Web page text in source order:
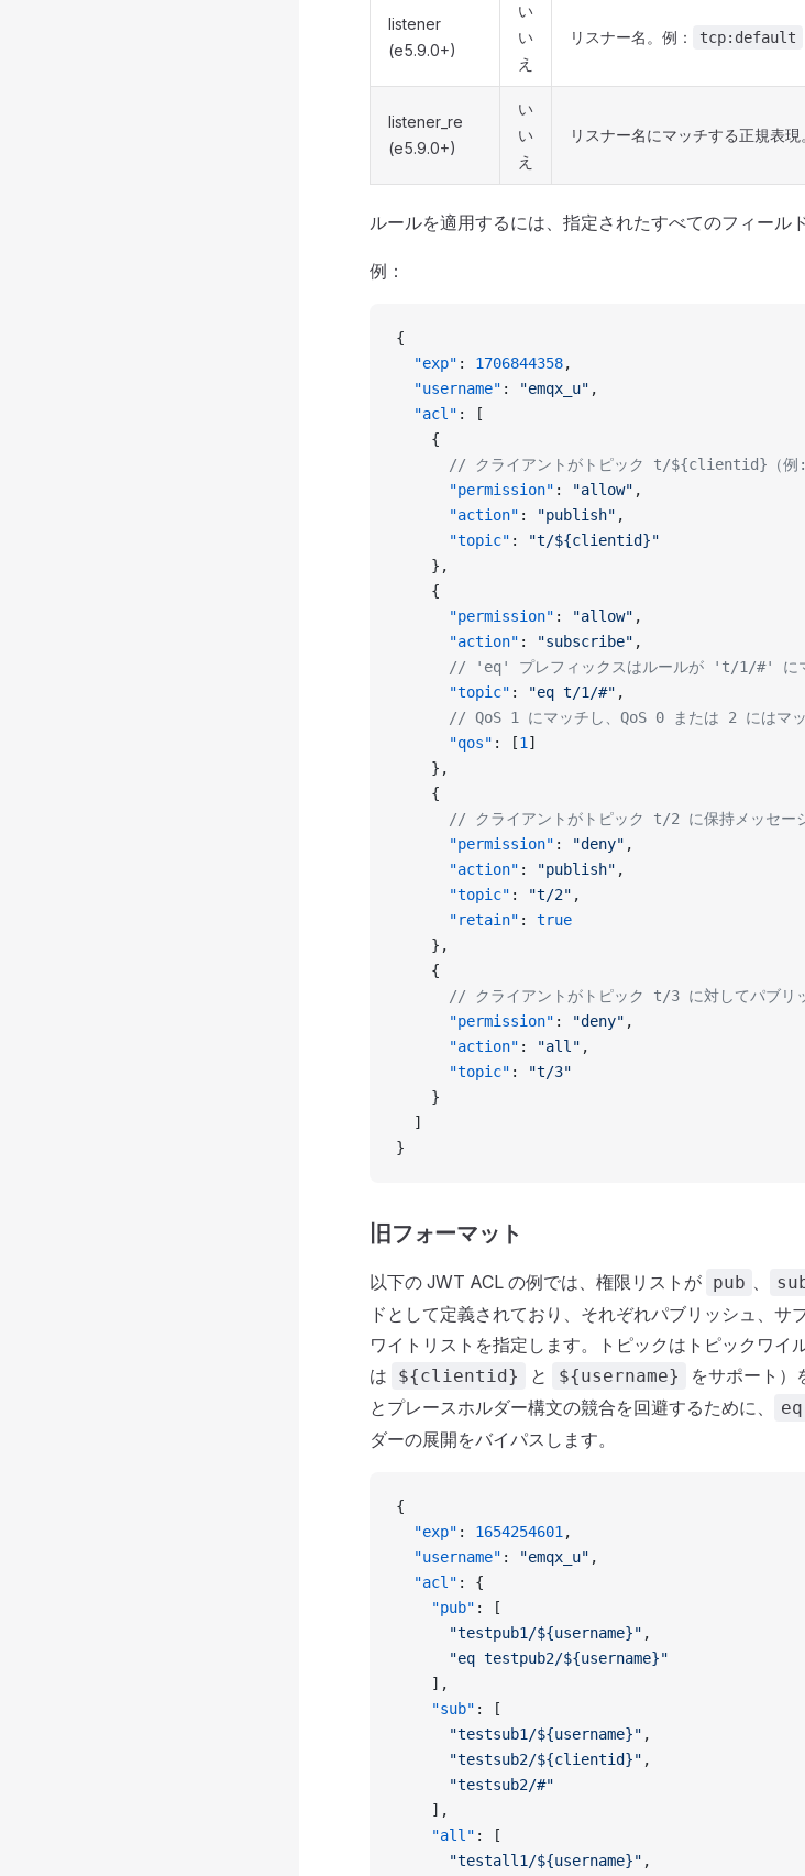
listener
(e5.9.0+)
い
い
え
リスナー名。例： tcp:default
listener_re
(e5.9.0+)
い
い
え
リスナー名にマッチする正規表現
ルールを適用するには、指定されたすべてのフィール
例：
{
  "exp"
: 1706844358,
  "username"
: "emqx_u" ,
  "acl"
: [
    {
// クライアントがトピック t/${clientid}（例
      "permission"
: "allow" ,
      "action"
: "publish" ,
      "topic"
:
"t/${clientid}"
    },
    {
      "permission"
: "allow" ,
      "action"
: "subscribe" ,
// 'eq' プレフィックスはルールが 't/1/#' に
      "topic"
: "eq t/1/#" ,
// QoS 1 にマッチし、QoS 0 または 2 にはマ
      "qos"
: [1 ]
    },
    {
// クライアントがトピック t/2 に保持メッセー
      "permission"
: "deny" ,
      "action"
: "publish" ,
      "topic"
: "t/2" ,
      "retain"
: true
    },
    {
// クライアントがトピック t/3 に対してパブリ
      "permission"
: "deny" ,
      "action"
: "all" ,
      "topic"
:
"t/3"
    }
  ]
}
旧フォーマット
以下の JWT ACL の例では、権限リストが pub 、
ドとして定義されており、それぞれパブリッシュ、
ワイトリストを指定します。トピックはトピックワイ
は
${clientid} と ${username}
をサポート）
とプレースホルダー構文の競合を回避するために、
eq
ダーの展開をバイパスします。
{
  "exp"
: 1654254601 ,
  "username"
: "emqx_u" ,
  "acl"
: {
    "pub"
: [
      "testpub1/${username}"
,
      "eq testpub2/${username}"
    ],
    "sub"
: [
      "testsub1/${username}"
,
      "testsub2/${clientid}"
,
      "testsub2/#"
    ],
    "all"
: [
      "testall1/${username}"
,